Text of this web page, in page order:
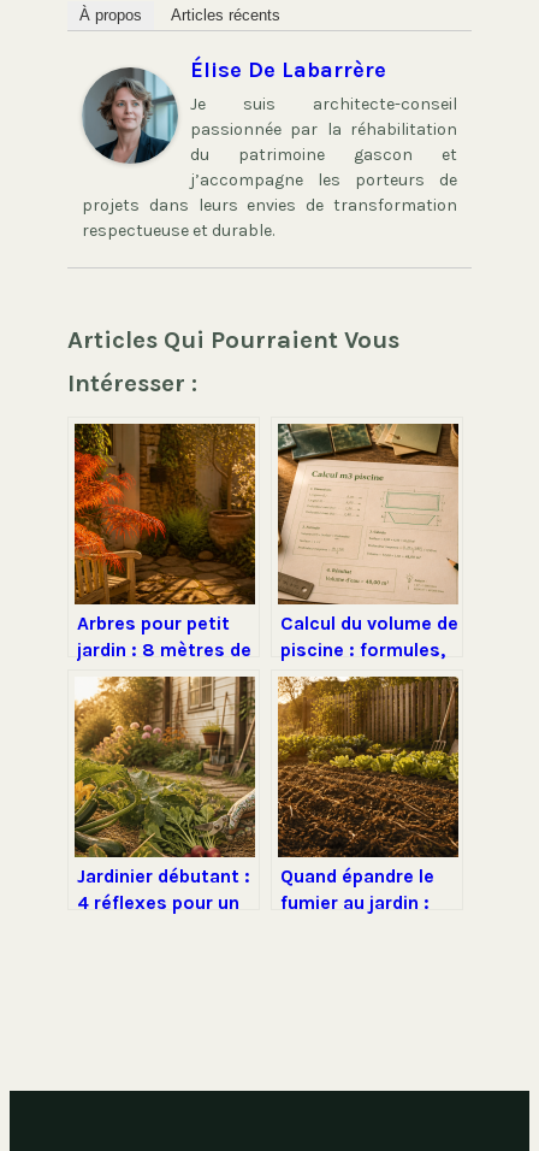
À propos Articles récents
Élise De Labarrère
Je suis architecte-conseil
passionnée par la réhabilitation
du patrimoine gascon et
j’accompagne les porteurs de
projets dans leurs envies de transformation
respectueuse et durable.
Articles Qui Pourraient Vous
Intéresser :
Arbres pour petit
jardin : 8 mètres de
hauteur maximum
pour structurer vos
espaces sans
encombrer
Calcul du volume de
piscine : formules,
erreurs de mesure
et choix des
équipements
Jardinier débutant :
4 réflexes pour un
Quand épandre le
fumier au jardin :